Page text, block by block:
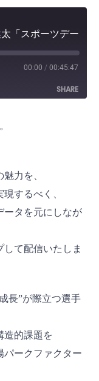
00:00 / 00:45:47
SHARE
力を、
するべく、
ータを元にしなが
して配信いたしま
長”が際立つ選手
造的課題を
パークファクター